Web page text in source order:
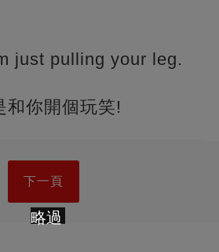
just pulling your leg.
和你開個玩笑!
下一頁
略過